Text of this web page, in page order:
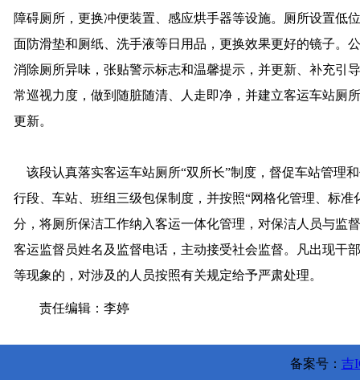
障碍厕所，更换冲便装置、感应烘手器等设施。厕所设置低
面防滑垫和厕纸、洗手液等日用品，更换效果更好的镜子。
消除厕所异味，张贴警示标志和温馨提示，并更新、补充引
常巡视力度，做到随脏随清、人走即净，并建立客运车站厕
更新。
该段认真落实客运车站厕所“双所长”制度，督促车站管理
行段、车站、班组三级包保制度，并按照“网格化管理、标
分，将厕所保洁工作纳入客运一体化管理，对保洁人员与监
客运监督员姓名及监督电话，主动接受社会监督。凡出现干
等现象的，对涉及的人员按照有关规定给予严肃处理。
责任编辑：李婷
备案号： 吉